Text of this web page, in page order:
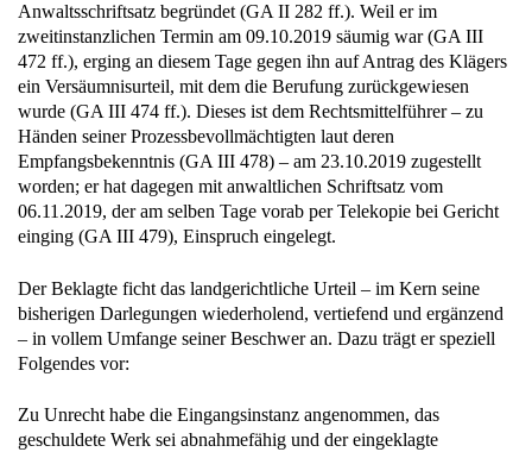
Anwaltsschriftsatz begründet (GA II 282 ff.). Weil er im
zweitinstanzlichen Termin am 09.10.2019 säumig war (GA III
472 ff.), erging an diesem Tage gegen ihn auf Antrag des Klägers
ein Versäumnisurteil, mit dem die Berufung zurückgewiesen
wurde (GA III 474 ff.). Dieses ist dem Rechtsmittelführer – zu
Händen seiner Prozessbevollmächtigten laut deren
Empfangsbekenntnis (GA III 478) – am 23.10.2019 zugestellt
worden; er hat dagegen mit anwaltlichen Schriftsatz vom
06.11.2019, der am selben Tage vorab per Telekopie bei Gericht
einging (GA III 479), Einspruch eingelegt.
Der Beklagte ficht das landgerichtliche Urteil – im Kern seine
bisherigen Darlegungen wiederholend, vertiefend und ergänzend
– in vollem Umfange seiner Beschwer an. Dazu trägt er speziell
Folgendes vor:
Zu Unrecht habe die Eingangsinstanz angenommen, das
geschuldete Werk sei abnahmefähig und der eingeklagte